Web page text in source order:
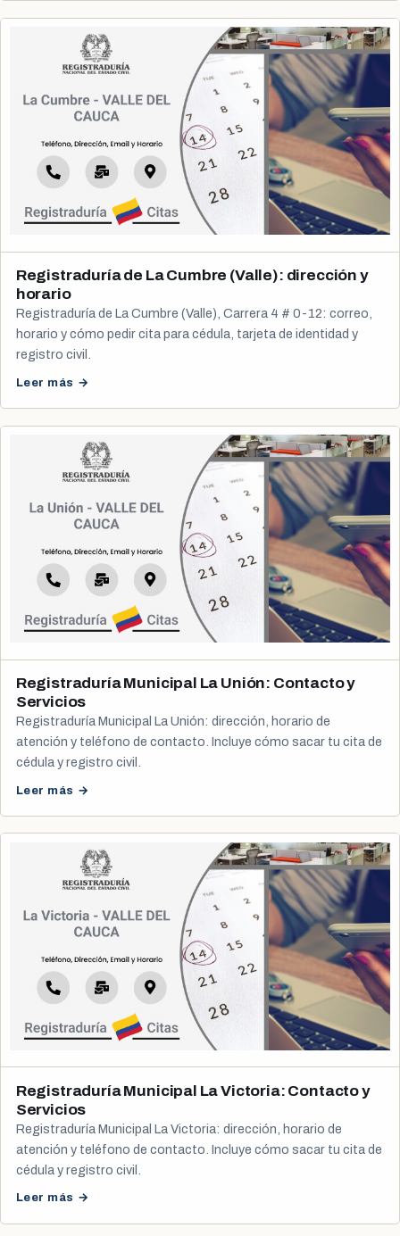
Registraduría de La Cumbre (Valle): dirección y
horario
Registraduría de La Cumbre (Valle), Carrera 4 # 0-12: correo,
horario y cómo pedir cita para cédula, tarjeta de identidad y
registro civil.
Leer más →
Registraduría Municipal La Unión: Contacto y
Servicios
Registraduría Municipal La Unión: dirección, horario de
atención y teléfono de contacto. Incluye cómo sacar tu cita de
cédula y registro civil.
Leer más →
Registraduría Municipal La Victoria: Contacto y
Servicios
Registraduría Municipal La Victoria: dirección, horario de
atención y teléfono de contacto. Incluye cómo sacar tu cita de
cédula y registro civil.
Leer más →